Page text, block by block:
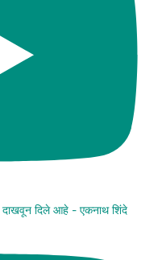
दाखवून दिले आहे - एकनाथ शिंदे